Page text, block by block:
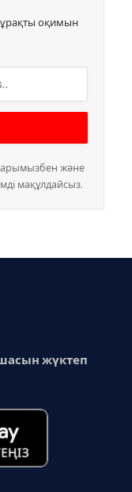
оқимын
және
мақұлдайсыз.
жүктеп